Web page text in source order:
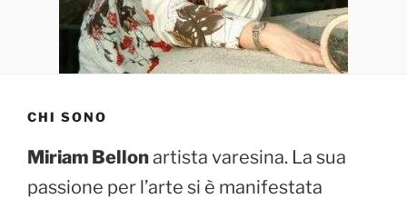
CHI SONO
Miriam Bellonartista varesina. La sua
passione per l’arte si è manifestata